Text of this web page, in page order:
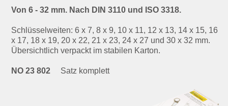
Von 6 - 32 mm. Nach DIN 3110 und ISO 3318.
Schlüsselweiten: 6 x 7, 8 x 9, 10 x 11, 12 x 13, 14 x 15, 16
x 17, 18 x 19, 20 x 22, 21 x 23, 24 x 27 und 30 x 32 mm.
Übersichtlich verpackt im stabilen Karton.
NO 23 802Satz komplett